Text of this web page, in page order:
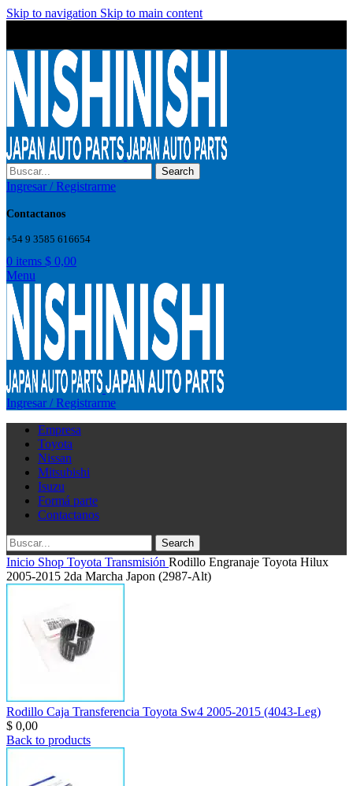
Skip to navigation Skip to main content
Search
Ingresar / Registrarme
Contactanos
+54 9 3585 616654
0 items $ 0,00
Menu
Ingresar / Registrarme
Empresa
Toyota
Nissan
Mitsubishi
Isuzu
Formá parte
Contactanos
Search
Inicio Shop Toyota Transmisión Rodillo Engranaje Toyota Hilux
2005-2015 2da Marcha Japon (2987-Alt)
Rodillo Caja Transferencia Toyota Sw4 2005-2015 (4043-Leg)
$ 0,00
Back to products